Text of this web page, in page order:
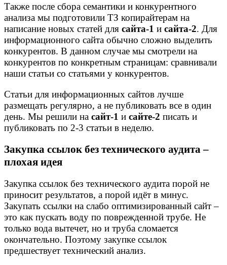
Также после сбора семантики и конкурентного
анализа мы подготовили ТЗ копирайтерам на
написание новых статей для сайта-1 и сайта-2. Для
информационного сайта обычно сложно выделить
конкурентов. В данном случае мы смотрели на
конкурентов по конкретным страницам: сравнивали
наши статьи со статьями у конкурентов.
Статьи для информационных сайтов лучше
размещать регулярно, а не публиковать все в один
день. Мы решили на сайт-1 и сайте-2 писать и
публиковать по 2-3 статьи в неделю.
Закупка ссылок без технического аудита –
плохая идея
Закупка ссылок без технического аудита порой не
приносит результатов, а порой идёт в минус.
Закупать ссылки на слабо оптимизированный сайт –
это как пускать воду по поврежденной трубе. Не
только вода вытечет, но и труба сломается
окончательно. Поэтому закупке ссылок
предшествует технический анализ.